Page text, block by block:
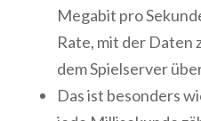
Megabit pro
Rate, mit der Daten
dem Spielserver
Das ist besonders